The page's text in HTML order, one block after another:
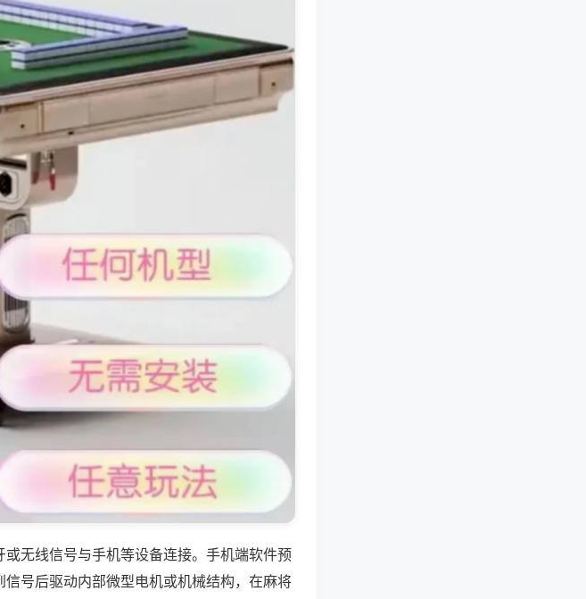
无线信号与手机等设备连接。手机端软件预
号后驱动内部微型电机或机械结构，在麻将